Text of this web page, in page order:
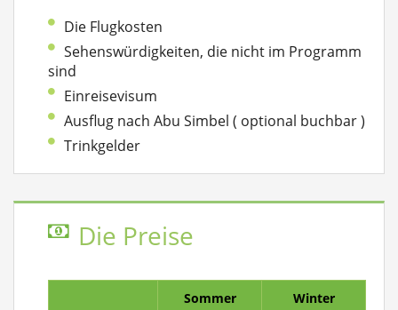
Die Flugkosten
Sehenswürdigkeiten, die nicht im Programm
sind
Einreisevisum
Ausflug nach Abu Simbel ( optional buchbar )
Trinkgelder
Die Preise
Sommer
Winter